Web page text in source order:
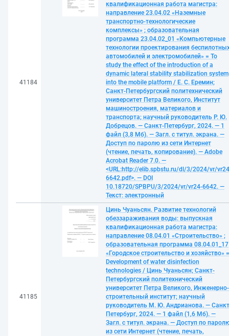
41184
квалификационная работа магистра:
направление 23.04.02 «Наземные
транспортно-технологические
комплексы» ; образовательная
программа 23.04.02_01 «Компьютерные
технологии проектирования
автомобилей и электромобилей» = To
study the effect of the introduction of a
dynamic lateral stability stabilization system
into the mobile platform / Е. С. Еремин;
Санкт-Петербургский политехнический
университет Петра Великого, Институт
машиностроения, материалов и
транспорта; научный руководитель Р. Ю.
Добрецов. — Санкт-Петербург, 2024. — 1
файл (3,8 Мб). — Загл. с титул. экрана. —
Доступ по паролю из сети Интернет
(чтение, печать, копирование). — Adobe
Acrobat Reader 7.0. —
<URL:http://elib.spbstu.ru/dl/3/2024/vr/
6642.pdf>. — DOI
10.18720/SPBPU/3/2024/vr/vr24-6642. —
Текст: электронный
41185
Цинь Чуаньсян. Развитие технологий
обеззараживания воды: выпускная
квалификационная работа магистра:
направление 08.04.01 «Строительство» ;
образовательная программа 08.04.01_17
«Городское строительство и хозяйство» =
Development of water disinfection
technologies / Цинь Чуаньсян; Санкт-
Петербургский политехнический
университет Петра Великого, Инженерно-
строительный институт; научный
руководитель М. Ю. Андрианова. —
Петербург, 2024. — 1 файл (1,6 Мб). —
Загл. с титул. экрана. — Доступ по
из сети Интернет (чтение, печать,